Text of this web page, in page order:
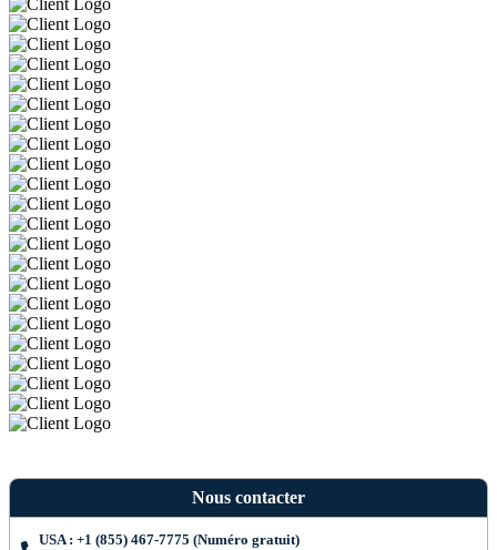
Nous contacter
USA : +1 (855) 467-7775 (Numéro gratuit)